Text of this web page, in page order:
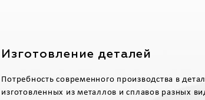
Изготовление деталей
Потребность современного производства в
изготовленных из металлов и сплавов разных